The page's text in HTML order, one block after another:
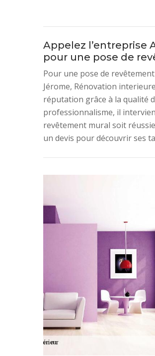
Appelez l’entreprise
pour une pose de
Pour une pose de
Jérome, Rénovation
réputation grâce à la qualité
professionnalisme, il
revêtement mural soit
un devis pour découvrir ses